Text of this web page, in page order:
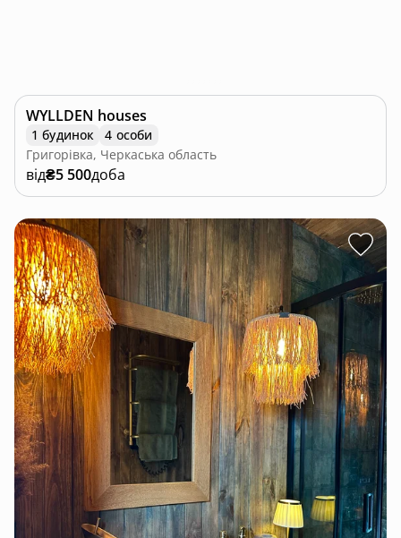
WYLLDEN houses
1 будинок
4 особи
Григорівка, Черкаська область
від₴5 500доба